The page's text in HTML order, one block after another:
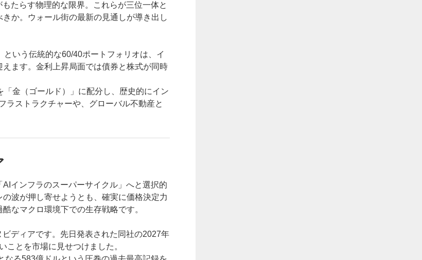
たらす物理的な限界。これらが三位一体と
か。ウォール街の最新の見通しが導き出し
いう伝統的な60/40ポートフォリオは、イ
ます。金利上昇局面では債券と株式が同時
金（ゴールド）」に配分し、歴史的にイン
ラストラクチャーや、グローバル不動産と
インフラのスーパーサイクル」へと選択的
波が押し寄せようとも、確実に価格決定力
なマクロ環境下での生存戦略です。
ディアです。先日発表された同社の2027年
ことを市場に見せつけました。